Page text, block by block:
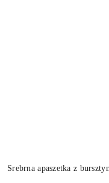
Srebrna apaszetka z